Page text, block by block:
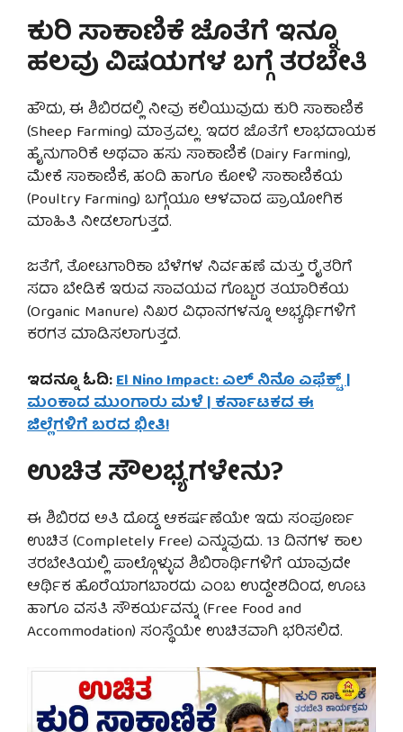
ಕುರಿ ಸಾಕಾಣಿಕೆ ಜೊತೆಗೆ ಇನ್ನೂ
ಹಲವು ವಿಷಯಗಳ ಬಗ್ಗೆ ತರಬೇತಿ
ಹೌದು, ಈ ಶಿಬಿರದಲ್ಲಿ ನೀವು ಕಲಿಯುವುದು ಕುರಿ ಸಾಕಾಣಿಕೆ
(Sheep Farming) ಮಾತ್ರವಲ್ಲ. ಇದರ ಜೊತೆಗೆ ಲಾಭದಾಯಕ
ಹೈನುಗಾರಿಕೆ ಅಥವಾ ಹಸು ಸಾಕಾಣಿಕೆ (Dairy Farming),
ಮೇಕೆ ಸಾಕಾಣಿಕೆ, ಹಂದಿ ಹಾಗೂ ಕೋಳಿ ಸಾಕಾಣಿಕೆಯ
(Poultry Farming) ಬಗ್ಗೆಯೂ ಆಳವಾದ ಪ್ರಾಯೋಗಿಕ
ಮಾಹಿತಿ ನೀಡಲಾಗುತ್ತದೆ.
ಜತೆಗೆ, ತೋಟಗಾರಿಕಾ ಬೆಳೆಗಳ ನಿರ್ವಹಣೆ ಮತ್ತು ರೈತರಿಗೆ
ಸದಾ ಬೇಡಿಕೆ ಇರುವ ಸಾವಯವ ಗೊಬ್ಬರ ತಯಾರಿಕೆಯ
(Organic Manure) ನಿಖರ ವಿಧಾನಗಳನ್ನೂ ಅಭ್ಯರ್ಥಿಗಳಿಗೆ
ಕರಗತ ಮಾಡಿಸಲಾಗುತ್ತದೆ.
ಇದನ್ನೂ ಓದಿ:El Nino Impact: ಎಲ್ ನಿನೊ ಎಫೆಕ್ಟ್ |
ಮಂಕಾದ ಮುಂಗಾರು ಮಳೆ | ಕರ್ನಾಟಕದ ಈ
ಜಿಲ್ಲೆಗಳಿಗೆ ಬರದ ಭೀತಿ!
ಉಚಿತ ಸೌಲಭ್ಯಗಳೇನು?
ಈ ಶಿಬಿರದ ಅತಿ ದೊಡ್ಡ ಆಕರ್ಷಣೆಯೇ ಇದು ಸಂಪೂರ್ಣ
ಉಚಿತ (Completely Free) ಎನ್ನುವುದು. 13 ದಿನಗಳ ಕಾಲ
ತರಬೇತಿಯಲ್ಲಿ ಪಾಲ್ಗೊಳ್ಳುವ ಶಿಬಿರಾರ್ಥಿಗಳಿಗೆ ಯಾವುದೇ
ಆರ್ಥಿಕ ಹೊರೆಯಾಗಬಾರದು ಎಂಬ ಉದ್ದೇಶದಿಂದ, ಊಟ
ಹಾಗೂ ವಸತಿ ಸೌಕರ್ಯವನ್ನು (Free Food and
Accommodation) ಸಂಸ್ಥೆಯೇ ಉಚಿತವಾಗಿ ಭರಿಸಲಿದೆ.